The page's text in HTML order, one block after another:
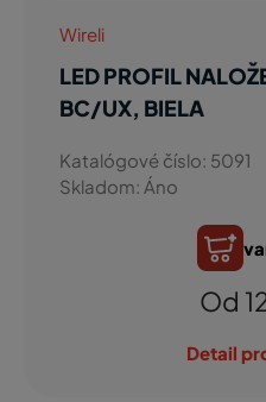
Wireli
LED PROFIL
BC/UX, BIELA
Katalógové číslo: 5091
Skladom: Áno
Od
Detail